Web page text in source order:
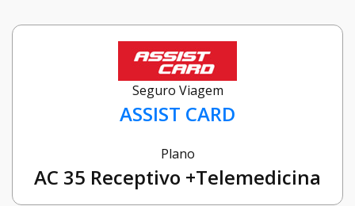
Seguro Viagem
ASSIST CARD
Plano
AC 35 Receptivo +Telemedicina